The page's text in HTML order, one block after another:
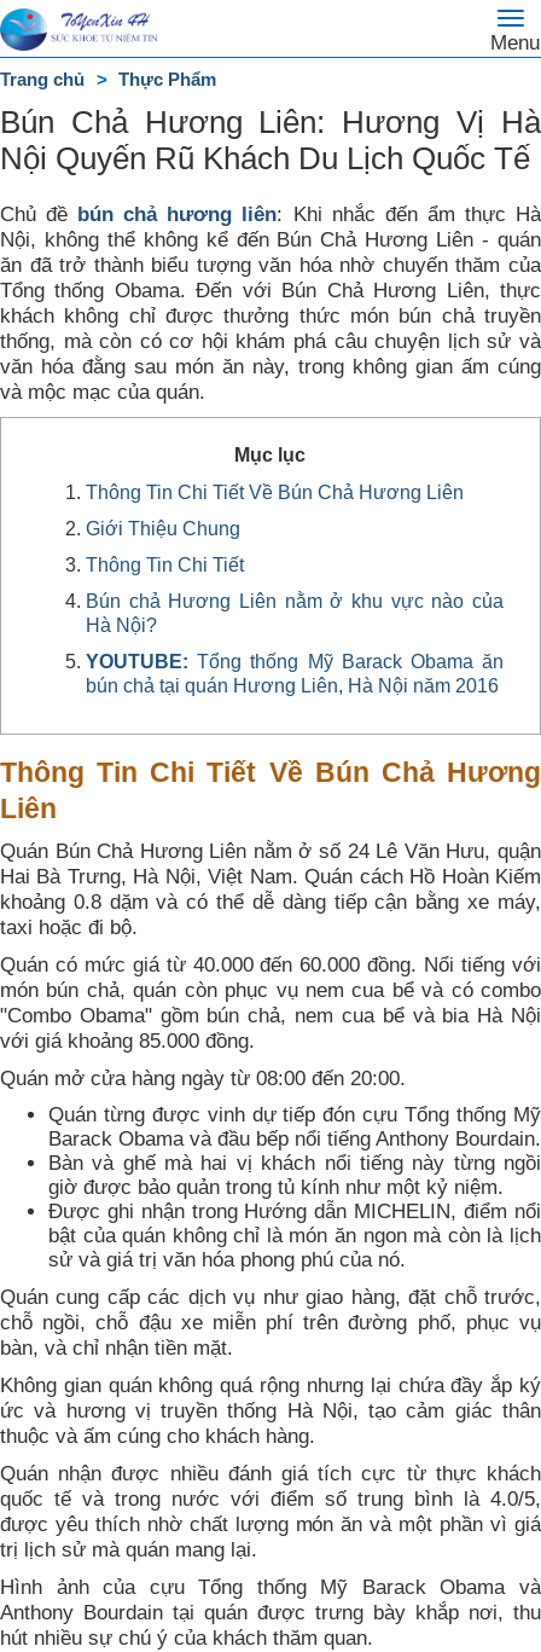
Menu
Trang
chủ
DANH
MỤC
Trang chủ Thực Phẩm
Bún Chả Hương Liên: Hương Vị Hà
Nội Quyến Rũ Khách Du Lịch Quốc Tế
Chủ đề bún chả hương liên: Khi nhắc đến ẩm thực Hà
Nội, không thể không kể đến Bún Chả Hương Liên - quán
ăn đã trở thành biểu tượng văn hóa nhờ chuyến thăm của
Tổng thống Obama. Đến với Bún Chả Hương Liên, thực
khách không chỉ được thưởng thức món bún chả truyền
thống, mà còn có cơ hội khám phá câu chuyện lịch sử và
văn hóa đằng sau món ăn này, trong không gian ấm cúng
và mộc mạc của quán.
Mục lục
Thông Tin Chi Tiết Về Bún Chả Hương Liên
Giới Thiệu Chung
Thông Tin Chi Tiết
Bún chả Hương Liên nằm ở khu vực nào của
Hà Nội?
YOUTUBE:Tổng thống Mỹ Barack Obama ăn
bún chả tại quán Hương Liên, Hà Nội năm 2016
Thông Tin Chi Tiết Về Bún Chả Hương
Liên
Quán Bún Chả Hương Liên nằm ở số 24 Lê Văn Hưu, quận
Hai Bà Trưng, Hà Nội, Việt Nam. Quán cách Hồ Hoàn Kiếm
khoảng 0.8 dặm và có thể dễ dàng tiếp cận bằng xe máy,
taxi hoặc đi bộ.
Quán có mức giá từ 40.000 đến 60.000 đồng. Nổi tiếng với
món bún chả, quán còn phục vụ nem cua bể và có combo
"Combo Obama" gồm bún chả, nem cua bể và bia Hà Nội
với giá khoảng 85.000 đồng.
Quán mở cửa hàng ngày từ 08:00 đến 20:00.
Quán từng được vinh dự tiếp đón cựu Tổng thống Mỹ
Barack Obama và đầu bếp nổi tiếng Anthony Bourdain.
Bàn và ghế mà hai vị khách nổi tiếng này từng ngồi
giờ được bảo quản trong tủ kính như một kỷ niệm.
Được ghi nhận trong Hướng dẫn MICHELIN, điểm nổi
bật của quán không chỉ là món ăn ngon mà còn là lịch
sử và giá trị văn hóa phong phú của nó.
Quán cung cấp các dịch vụ như giao hàng, đặt chỗ trước,
chỗ ngồi, chỗ đậu xe miễn phí trên đường phố, phục vụ
bàn, và chỉ nhận tiền mặt.
Không gian quán không quá rộng nhưng lại chứa đầy ắp ký
ức và hương vị truyền thống Hà Nội, tạo cảm giác thân
thuộc và ấm cúng cho khách hàng.
Quán nhận được nhiều đánh giá tích cực từ thực khách
quốc tế và trong nước với điểm số trung bình là 4.0/5,
được yêu thích nhờ chất lượng món ăn và một phần vì giá
trị lịch sử mà quán mang lại.
Hình ảnh của cựu Tổng thống Mỹ Barack Obama và
Anthony Bourdain tại quán được trưng bày khắp nơi, thu
hút nhiều sự chú ý của khách thăm quan.